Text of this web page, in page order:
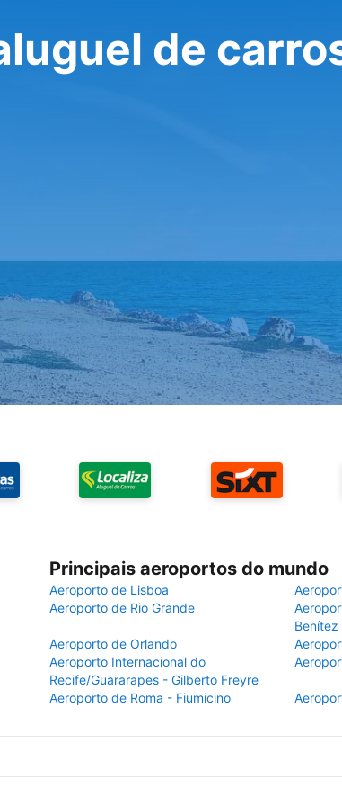
de
Principais aeroportos do mundo
Aeroporto de Lisboa
Aeroporto de Rio Grande
Benítez
Aeroporto de Orlando
Aeroporto Internacional do
Recife/Guararapes - Gilberto Freyre
Aeroporto de Roma - Fiumicino